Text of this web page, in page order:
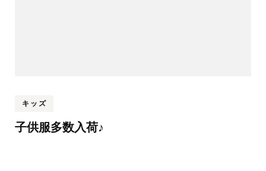
キッズ
子供服多数入荷♪